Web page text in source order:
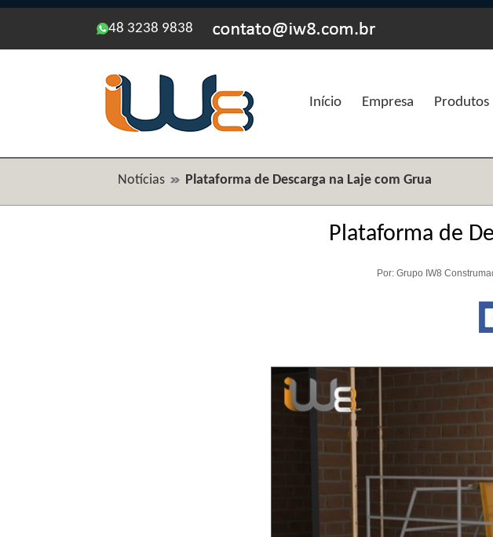
48 3238 9838
Início Empresa Produtos
Notícias Plataforma de Descarga na Laje com Grua
Plataforma de
Por: Grupo IW8